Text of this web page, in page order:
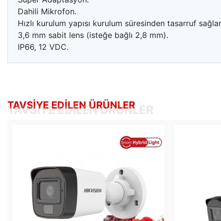
Dahili Mikrofon.
Hızlı kurulum yapısı kurulum süresinden tasarruf
3,6 mm sabit lens (isteğe bağlı 2,8 mm).
IP66, 12 VDC.
TAVSIYE EDILEN ÜRÜNLER
TAVSIYE EDILEN ÜRÜNLER